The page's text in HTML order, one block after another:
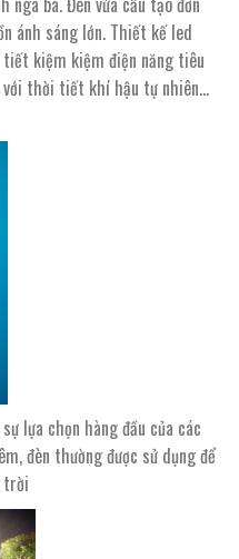
ánh sáng lớn. Thiết kế led
kiệm kiệm điện năng tiêu
với thời tiết khí hậu tự nhiên…
lựa chọn hàng đầu của các
đèn thường được sử dụng để
trời